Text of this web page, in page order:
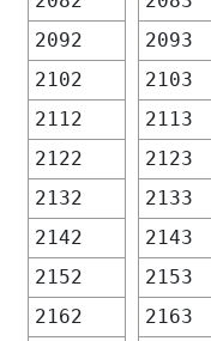
2092
2093
2102
2103
2112
2113
2122
2123
2132
2133
2142
2143
2152
2153
2162
2163